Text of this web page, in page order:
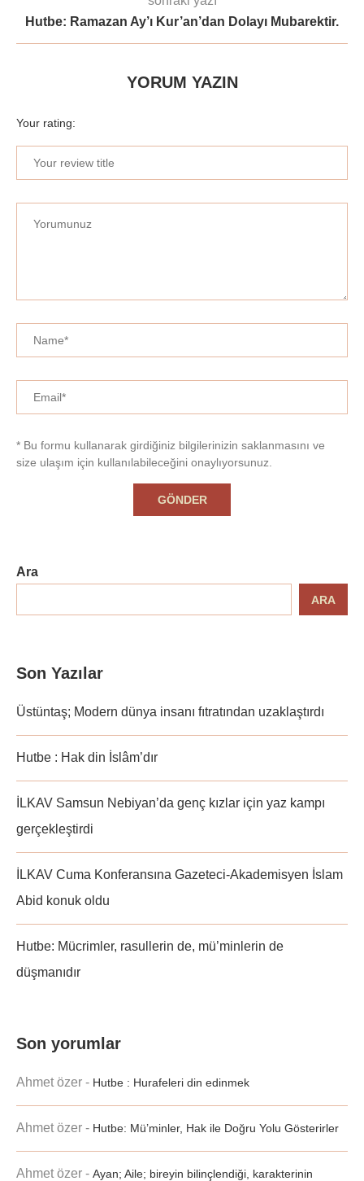
Hutbe: Ramazan Ay’ı Kur’an’dan Dolayı Mubarektir.
YORUM YAZIN
Your rating:
* Bu formu kullanarak girdiğiniz bilgilerinizin saklanmasını ve
size ulaşım için kullanılabileceğini onaylıyorsunuz.
Ara
ARA
Son Yazılar
Üstüntaş; Modern dünya insanı fıtratından uzaklaştırdı
Hutbe : Hak din İslâm’dır
İLKAV Samsun Nebiyan’da genç kızlar için yaz kampı
gerçekleştirdi
İLKAV Cuma Konferansına Gazeteci-Akademisyen İslam
Abid konuk oldu
Hutbe: Mücrimler, rasullerin de, mü’minlerin de
düşmanıdır
Son yorumlar
Ahmet özer - Hutbe : Hurafeleri din edinmek
Ahmet özer - Hutbe: Mü’minler, Hak ile Doğru Yolu Gösterirler
Ahmet özer - Ayan; Aile; bireyin bilinçlendiği, karakterinin